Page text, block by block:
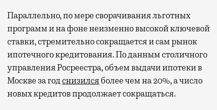
Параллельно, по мере сворачивания льготных
программ и на фоне неизменно высокой ключевой
ставки, стремительно сокращается и сам рынок
ипотечного кредитования. По данным столичного
управления Росреестра, объем выдачи ипотеки в
Москве за годснизилсяболее чем на 20%, а число
новых кредитов продолжает сокращаться.